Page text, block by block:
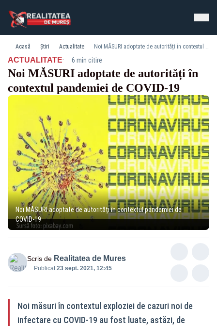
Acasă Știri Actualitate Noi MĂSURI adoptate de autorități în contextul pandemiei de COVID-19
ACTUALITATE· 6 min citire
Noi MĂSURI adoptate de autorități în
contextul pandemiei de COVID-19
Noi MĂSURI adoptate de autorități în contextul pandemiei de
COVID-19
Scris de Realitatea de Mures
Publicat:23 sept. 2021, 12:45
Noi măsuri în contextul exploziei de cazuri noi de
infectare cu COVID-19 au fost luate, astăzi, de